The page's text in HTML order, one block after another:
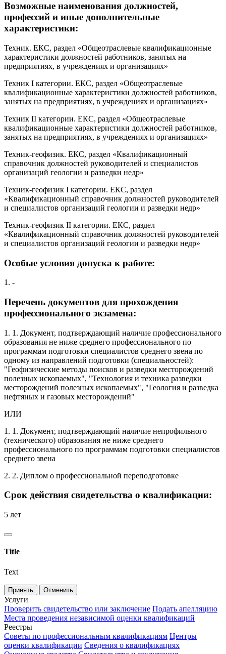
Возможные наименования должностей,
профессий и иные дополнительные
характеристики:
Техник. ЕКС, раздел «Общеотраслевые квалификационные
характеристики должностей работников, занятых на
предприятиях, в учреждениях и организациях»
Техник I категории. ЕКС, раздел «Общеотраслевые
квалификационные характеристики должностей работников,
занятых на предприятиях, в учреждениях и организациях»
Техник II категории. ЕКС, раздел «Общеотраслевые
квалификационные характеристики должностей работников,
занятых на предприятиях, в учреждениях и организациях»
Техник-геофизик. ЕКС, раздел «Квалификационный
справочник должностей руководителей и специалистов
организаций геологии и разведки недр»
Техник-геофизик I категории. ЕКС, раздел
«Квалификационный справочник должностей руководителей
и специалистов организаций геологии и разведки недр»
Техник-геофизик II категории. ЕКС, раздел
«Квалификационный справочник должностей руководителей
и специалистов организаций геологии и разведки недр»
Особые условия допуска к работе:
1. -
Перечень документов для прохождения
профессионального экзамена:
1. 1. Документ, подтверждающий наличие профессионального
образования не ниже среднего профессионального по
программам подготовки специалистов среднего звена по
одному из направлений подготовки (специальностей):
"Геофизические методы поисков и разведки месторождений
полезных ископаемых", "Технология и техника разведки
месторождений полезных ископаемых", "Геология и разведка
нефтяных и газовых месторождений"
ИЛИ
1. 1. Документ, подтверждающий наличие непрофильного
(технического) образования не ниже среднего
профессионального по программам подготовки специалистов
среднего звена
2. 2. Диплом о профессиональной переподготовке
Срок действия свидетельства о квалификации:
5 лет
Title
Text
Принять Отменить
Услуги
Проверить свидетельство или заключение Подать апелляцию
Места проведения независимой оценки квалификаций
Реестры
Советы по профессиональным квалификациям Центры
оценки квалификации Сведения о квалификациях